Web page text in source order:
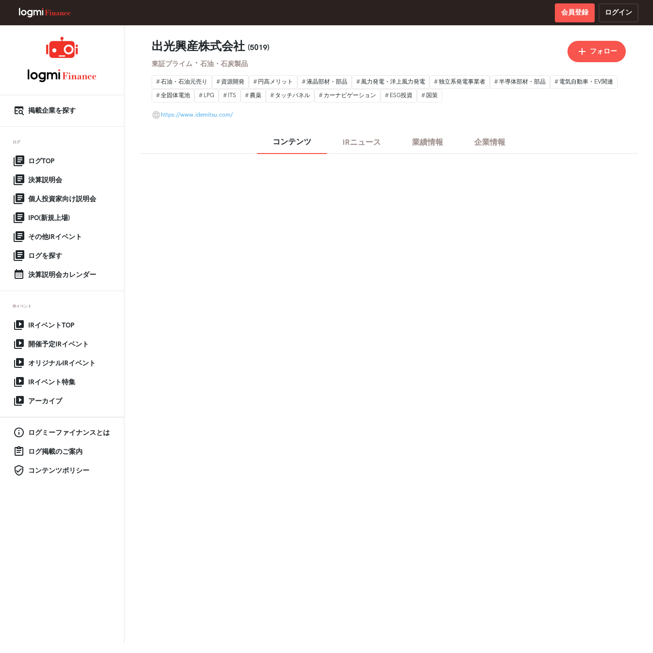
会員登録 ログイン
掲載企業を探す
ログ
ログTOP
決算説明会
個人投資家向け説明会
IPO(新規上場)
その他IRイベント
ログを探す
決算説明会カレンダー
IRイベント
IRイベントTOP
開催予定IRイベント
オリジナルIRイベント
IRイベント特集
アーカイブ
ログミーファイナンスとは
ログ掲載のご案内
コンテンツポリシー
出光興産株式会社 (5019)
東証プライム ・ 石油・石炭製品
フォロー
石油・石油元売り 資源開発 円高メリット 液晶部材・部品 風力発電・洋上風力発電 独立系発電事業者 半導体部材・部品
電気自動車・EV関連
全固体電池
LPG ITS 農薬 タッチパネル カーナビゲーション ESG投資 国策
https://www.idemitsu.com/
コンテンツ IRニュース 業績情報 企業情報